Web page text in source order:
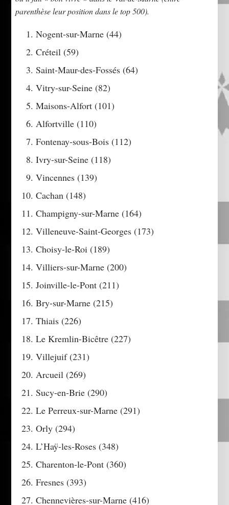
parenthèse leur position dans le top 500).
Nogent-sur-Marne (44)
Créteil (59)
Saint-Maur-des-Fossés (64)
Vitry-sur-Seine (82)
Maisons-Alfort (101)
Alfortville (110)
Fontenay-sous-Bois (112)
Ivry-sur-Seine (118)
Vincennes (139)
Cachan (148)
Champigny-sur-Marne (164)
Villeneuve-Saint-Georges (173)
Choisy-le-Roi (189)
Villiers-sur-Marne (200)
Joinville-le-Pont (211)
Bry-sur-Marne (215)
Thiais (226)
Le Kremlin-Bicêtre (227)
Villejuif (231)
Arcueil (269)
Sucy-en-Brie (290)
Le Perreux-sur-Marne (291)
Orly (294)
L’Haÿ-les-Roses (348)
Charenton-le-Pont (360)
Fresnes (393)
Chennevières-sur-Marne (416)